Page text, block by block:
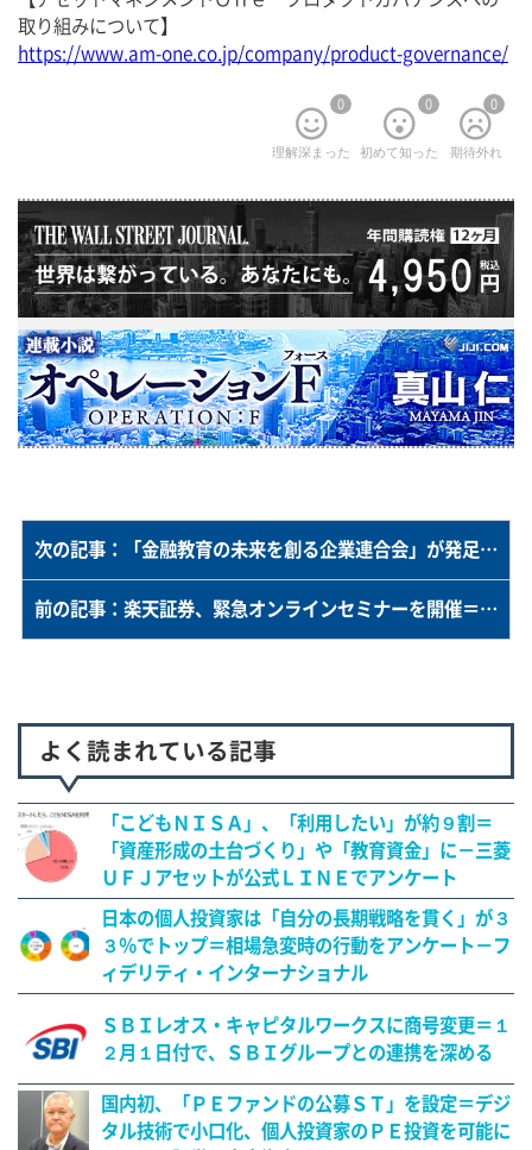
取り組みについて】
https://www.am-one.co.jp/company/product-governance/
0
理解深まった
0
初めて知った
0
期待外れ
次の記事：「金融教育の未来を創る企業連合会」が発足＝金融リテラシー向上を目指す約２０社が集結
前の記事：楽天証券、緊急オンラインセミナーを開催＝「トランプショック、積立投資家はどうすべきか」
よく読まれている記事
「こどもＮＩＳＡ」、「利用したい」が約９割＝
「資産形成の土台づくり」や「教育資金」に－三菱
ＵＦＪアセットが公式ＬＩＮＥでアンケート
日本の個人投資家は「自分の長期戦略を貫く」が３
３％でトップ＝相場急変時の行動をアンケート－フ
ィデリティ・インターナショナル
ＳＢＩレオス・キャピタルワークスに商号変更＝１
２月１日付で、ＳＢＩグループとの連携を深める
国内初、「ＰＥファンドの公募ＳＴ」を設定＝デジ
タル技術で小口化、個人投資家のＰＥ投資を可能に